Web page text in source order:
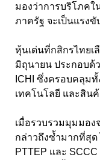
มองว่าการบริโภคใ
ภาครัฐ จะเป็นแรง
หุ้นเด่นที่กสิกรไทยเ
มิถุนายน ประกอบด้ว
ICHI ซึ่งครอบคลุม
เทคโนโลยี และสิน
เมื่อรวบรวมมุมมอ
กล่าวถึงซ้ำมากที่สุด
PTTEP และ